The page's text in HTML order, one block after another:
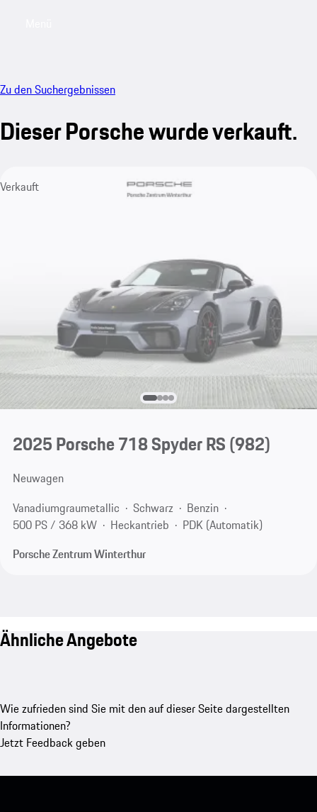
Zu den Suchergebnissen
Dieser Porsche wurde verkauft.
Verkauft
2025 Porsche 718 Spyder RS(982)
Neuwagen
Vanadiumgraumetallic
Schwarz
Benzin
500 PS / 368 kW
Heckantrieb
PDK (Automatik)
Porsche Zentrum Winterthur
Ähnliche Angebote
Wie zufrieden sind Sie mit den auf dieser Seite dargestellten
Informationen?
Jetzt Feedback geben